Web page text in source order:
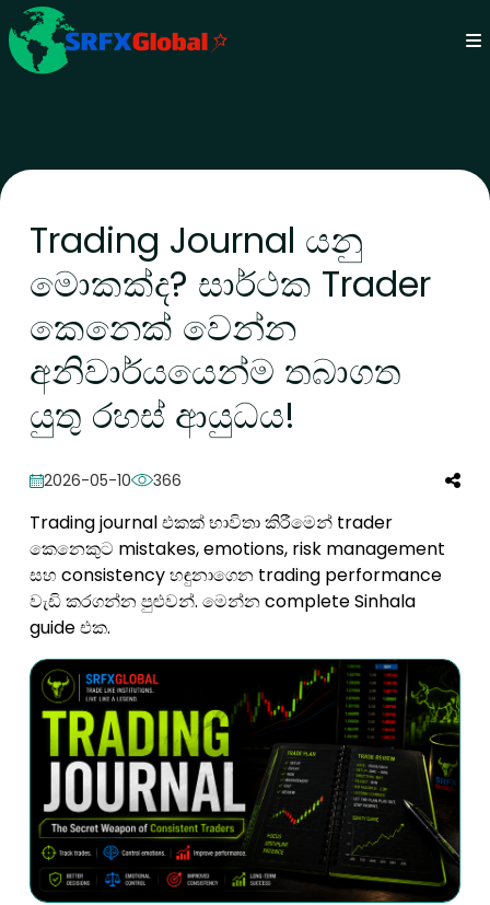
Trading Journal යනු
මොකක්ද? සාර්ථක Trader
කෙනෙක් වෙන්න
අනිවාර්යයෙන්ම තබාගත
යුතු රහස් ආයුධය!
2026-05-10 366
Trading journal එකක් භාවිතා කිරීමෙන් trader
කෙනෙකුට mistakes, emotions, risk management
සහ consistency හඳුනාගෙන trading performance
වැඩි කරගන්න පුළුවන්. මෙන්න complete Sinhala
guide එක.